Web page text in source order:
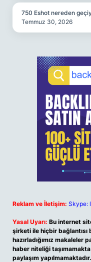
750 Eshot nereden
Temmuz 30, 2026
Reklam ve İletişim: Skype:
Yasal Uyarı: Bu internet
şirketi ile hiçbir bağlantısı
hazırladığımız makaleler
haber niteliği
paylaşım